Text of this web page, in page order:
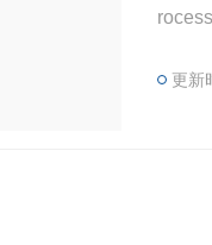
更新